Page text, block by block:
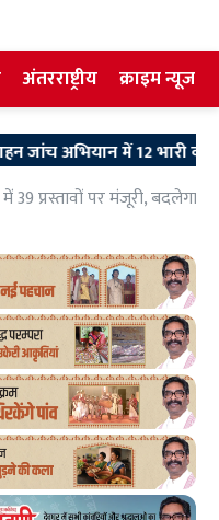
अंतरराष्ट्रीय क्राइम न्यूज
में 12 भारी
39 प्रस्तावों पर मंजूरी, बदलेगा